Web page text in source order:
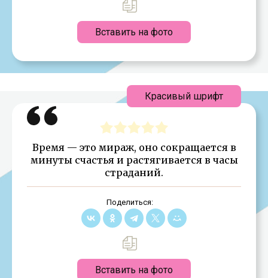
Вставить на фото
Время — это мираж, оно сокращается в
минуты счастья и растягивается в часы
страданий.
Поделиться:
Вставить на фото
Красивый шрифт